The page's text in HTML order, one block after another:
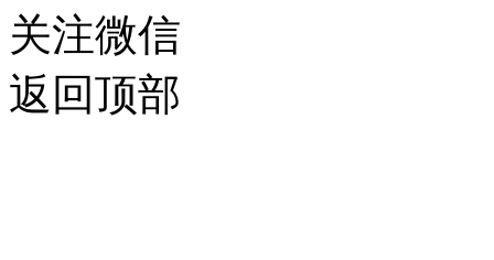
关注微信
返回顶部